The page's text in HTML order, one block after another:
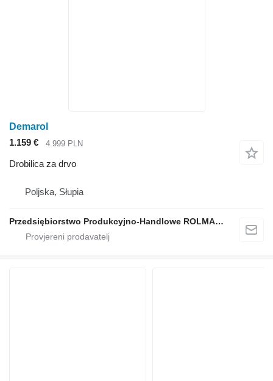
Demarol
1.159 €
4.999 PLN
Drobilica za drvo
Poljska, Słupia
Przedsiębiorstwo Produkcyjno-Handlowe ROLMAPOL Marcin Dziekan